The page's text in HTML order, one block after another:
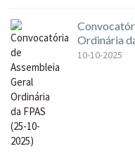
Ordinária
10-10-2025